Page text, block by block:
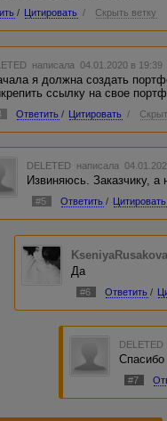
/ Цитировать / Скрыть ветку
написала 04.01.2020 в
я должна создать
ссылку на свое
Ответить / Цитировать /
DELETED написала
Извиняюсь. Заказчику, а
#5 Ответить / Цитировать
Да
#6 Ответить /
DELETED
#7